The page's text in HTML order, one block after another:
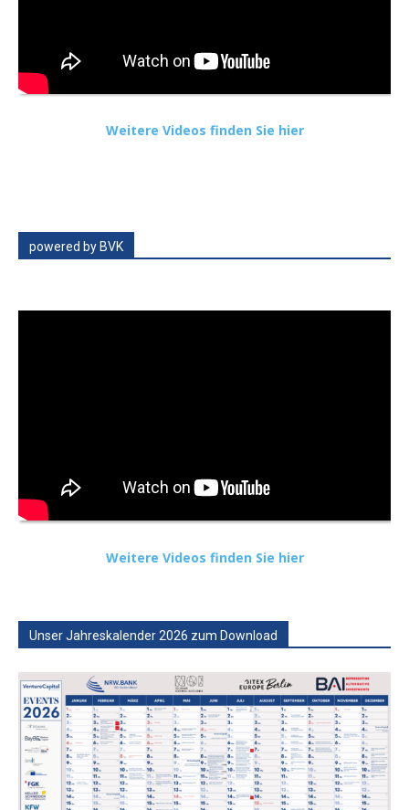
Weitere Videos finden Sie hier
powered by BVK
Weitere Videos finden Sie hier
Unser Jahreskalender 2026 zum Download